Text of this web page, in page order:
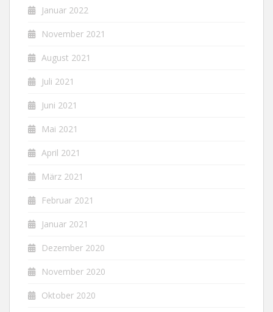
Januar 2022
November 2021
August 2021
Juli 2021
Juni 2021
Mai 2021
April 2021
März 2021
Februar 2021
Januar 2021
Dezember 2020
November 2020
Oktober 2020